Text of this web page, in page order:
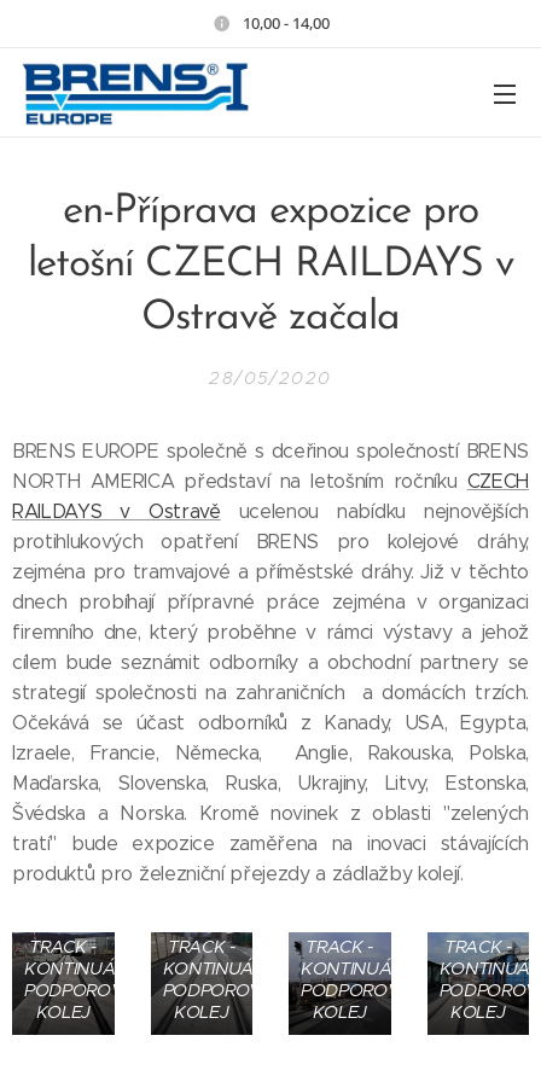
10,00 - 14,00
en-Příprava expozice pro
letošní CZECH RAILDAYS v
Ostravě začala
28/05/2020
BRENS EUROPE společně s dceřinou společností BRENS
NORTH AMERICA představí na letošním ročníku CZECH
RAILDAYS v Ostravě ucelenou nabídku nejnovějších
protihlukových opatření BRENS pro kolejové dráhy,
zejména pro tramvajové a příměstské dráhy. Již v těchto
dnech probíhají přípravné práce zejména v organizaci
firemního dne, který proběhne v rámci výstavy a jehož
cílem bude seznámit odborníky a obchodní partnery se
strategií společnosti na zahraničních a domácích trzích.
Očekává se účast odborníků z Kanady, USA, Egypta,
Izraele, Francie, Německa, Anglie, Rakouska, Polska,
Maďarska, Slovenska, Ruska, Ukrajiny, Litvy, Estonska,
Švédska a Norska. Kromě novinek z oblasti "zelených
tratí" bude expozice zaměřena na inovaci stávajících
produktů pro železniční přejezdy a zádlažby kolejí.
TRACK -
KONTINUÁLNĚ
PODPOROVANÁ
KOLEJ
TRACK -
KONTINUÁLNĚ
PODPOROVANÁ
KOLEJ
TRACK -
KONTINUÁLNĚ
PODPOROVANÁ
KOLEJ
TRACK -
KOLEJ